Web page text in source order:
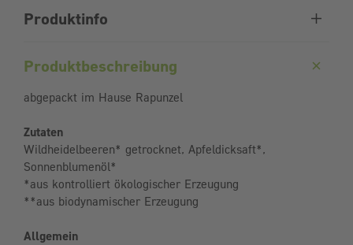
Produktinfo
Produktbeschreibung
abgepackt im Hause Rapunzel
Zutaten
Wildheidelbeeren* getrocknet, Apfeldicksaft*,
Sonnenblumenöl*
*aus kontrolliert ökologischer Erzeugung
**aus biodynamischer Erzeugung
Allgemein